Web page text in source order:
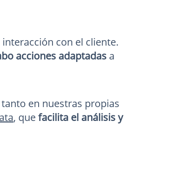
con el cliente.
acciones adaptadas a
en nuestras propias
, quefacilita el análisis y